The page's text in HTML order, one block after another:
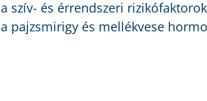
a szív- és érrendszeri
a pajzsmirigy és mellékvese